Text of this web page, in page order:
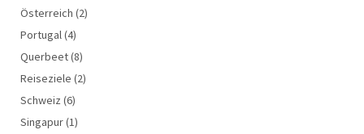
Österreich (2)
Portugal(4)
Querbeet(8)
Reiseziele (2)
Schweiz (6)
Singapur(1)